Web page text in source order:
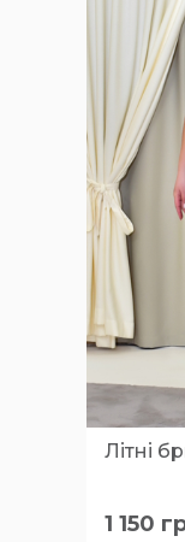
Літні
1 150